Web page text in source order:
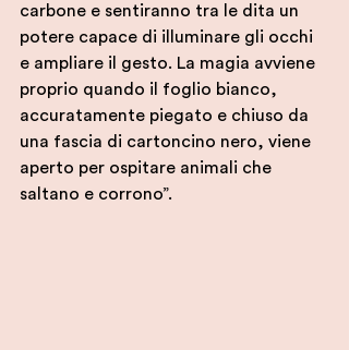
carbone e sentiranno tra le dita un
potere capace di illuminare gli occhi
e ampliare il gesto. La magia avviene
proprio quando il foglio bianco,
accuratamente piegato e chiuso da
una fascia di cartoncino nero, viene
aperto per ospitare animali che
saltano e corrono”.